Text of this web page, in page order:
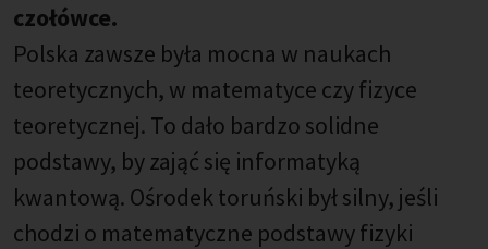
czołówce.
Polska zawsze była mocna w naukach
teoretycznych, w matematyce czy fizyce
teoretycznej. To dało bardzo solidne
podstawy, by zająć się informatyką
kwantową. Ośrodek toruński był silny, jeśli
chodzi o matematyczne podstawy fizyki